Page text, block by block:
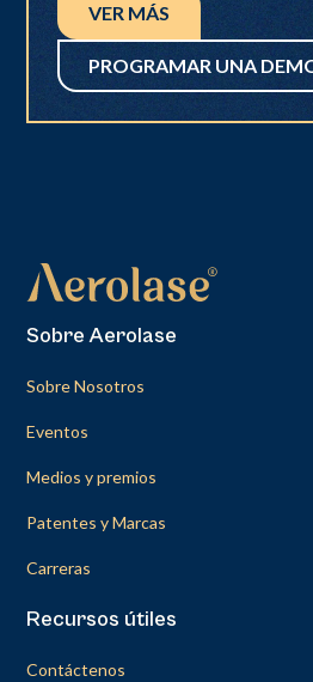
VER MÁS
PROGRAMAR UNA
Sobre Aerolase
Sobre Nosotros
Eventos
Medios y premios
Patentes y Marcas
Carreras
Recursos útiles
Contáctenos